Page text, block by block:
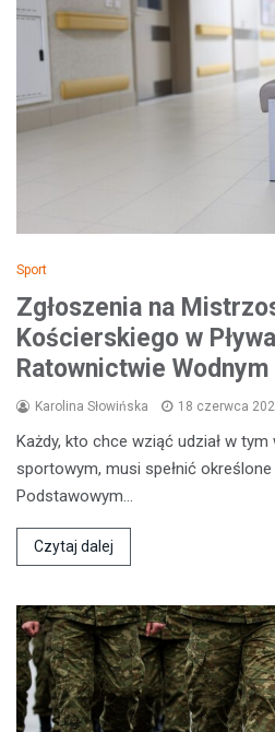
Sport
Zgłoszenia na
Kościerskiego w
Ratownictwie Wodnym
Karolina Słowińska 18 czerwca
Każdy, kto chce wziąć udział w
sportowym, musi spełnić określone
Podstawowym…
Czytaj dalej